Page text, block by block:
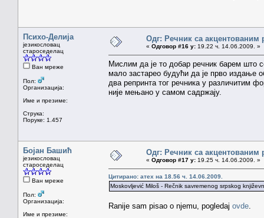
Психо-Делија
језикословац
староседелац
Ван мреже
Пол:
Организација:
Име и презиме:
Струка:
Поруке: 1.457
Одг: Речник са акцентованим
« Одговор #16 у: 19.22 ч. 14.06.2009. »
Мислим да је то добар речник барем што
мало застарео будући да је прво издање
два репринта тог речника у различитим
није мењано у самом садржају.
Бојан Башић
језикословац
староседелац
Ван мреже
Пол:
Организација:
Име и презиме:
Одг: Речник са акцентованим
« Одговор #17 у: 19.25 ч. 14.06.2009. »
Цитирано: атех на 18.56 ч. 14.06.2009.
Moskovljević Miloš - Rečnik savremenog srpskog
Ranije sam pisao o njemu, pogledaj ovde